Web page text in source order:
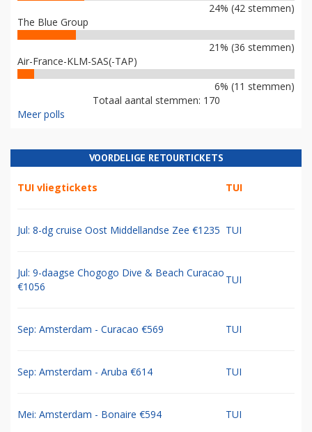
24% (42 stemmen)
The Blue Group
21% (36 stemmen)
Air-France-KLM-SAS(-TAP)
6% (11 stemmen)
Totaal aantal stemmen: 170
Meer polls
VOORDELIGE RETOURTICKETS
TUI vliegtickets TUI
Jul: 8-dg cruise Oost Middellandse Zee €1235 TUI
Jul: 9-daagse Chogogo Dive & Beach Curacao
€1056
TUI
Sep: Amsterdam - Curacao €569 TUI
Sep: Amsterdam - Aruba €614 TUI
Mei: Amsterdam - Bonaire €594 TUI